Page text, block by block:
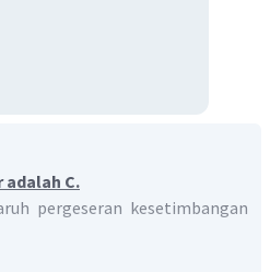
adalah C.
pergeseran kesetimbangan